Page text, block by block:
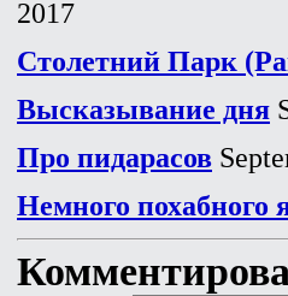
2017
Столетний Парк
Высказывание дня
Про пидарасов
Немного похабного